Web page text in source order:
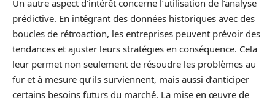
Un autre aspect d’intérêt concerne l’utilisation de l’analyse
prédictive. En intégrant des données historiques avec des
boucles de rétroaction, les entreprises peuvent prévoir des
tendances et ajuster leurs stratégies en conséquence. Cela
leur permet non seulement de résoudre les problèmes au
fur et à mesure qu’ils surviennent, mais aussi d’anticiper
certains besoins futurs du marché. La mise en œuvre de